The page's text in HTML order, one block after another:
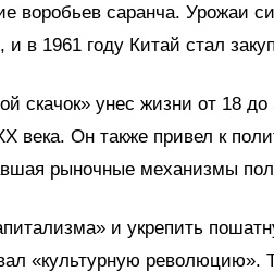
воробьев саранча. Урожаи
и в 1961 году Китай стал
скачок» унес жизни от 18
века. Он также привел к
рыночные механизмы
и укрепить
«культурную революцию».